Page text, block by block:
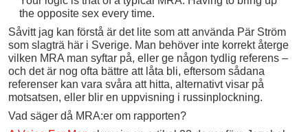
the opposite sex every time.
Såvitt jag kan förstå är det lite som att använda Pär Ström
som slagträ här i Sverige. Man behöver inte korrekt återge
vilken MRA man syftar på, eller ge någon tydlig referens –
och det är nog ofta bättre att låta bli, eftersom sådana
referenser kan vara svåra att hitta, alternativt visar på
motsatsen, eller blir en uppvisning i russinplockning.
Vad säger då MRA:er om rapporten?